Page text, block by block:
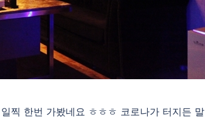
찍 한번 가봤네요 ㅎㅎㅎ 코로나가 터지든